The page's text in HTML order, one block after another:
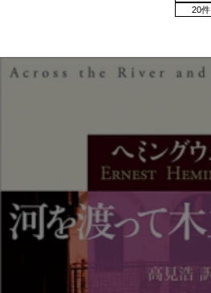
20件